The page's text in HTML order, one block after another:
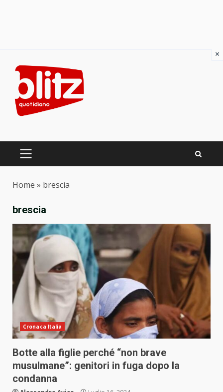
content
PRIMARY
Home » brescia
brescia
Cronaca Italia
Botte alla figlie perché “non brave
musulmane”: genitori in fuga dopo la
condanna
×